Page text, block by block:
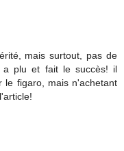
mais surtout, pas de
a plu et fait le succès! il
le figaro, mais n'achetant